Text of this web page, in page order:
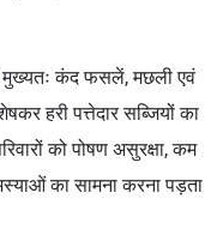
मुख्यतः कंद फसलें, मछली एवं
हरी पत्तेदार सब्जियों का
को पोषण असुरक्षा, कम
का सामना करना पड़ता